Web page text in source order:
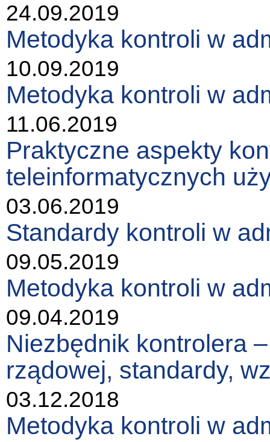
24.09.2019
Metodyka kontroli w
10.09.2019
Metodyka kontroli w
11.06.2019
Praktyczne aspekty
teleinformatycznych
03.06.2019
Standardy kontroli w
09.05.2019
Metodyka kontroli w
09.04.2019
Niezbędnik kontrolera
rządowej, standardy,
03.12.2018
Metodyka kontroli w